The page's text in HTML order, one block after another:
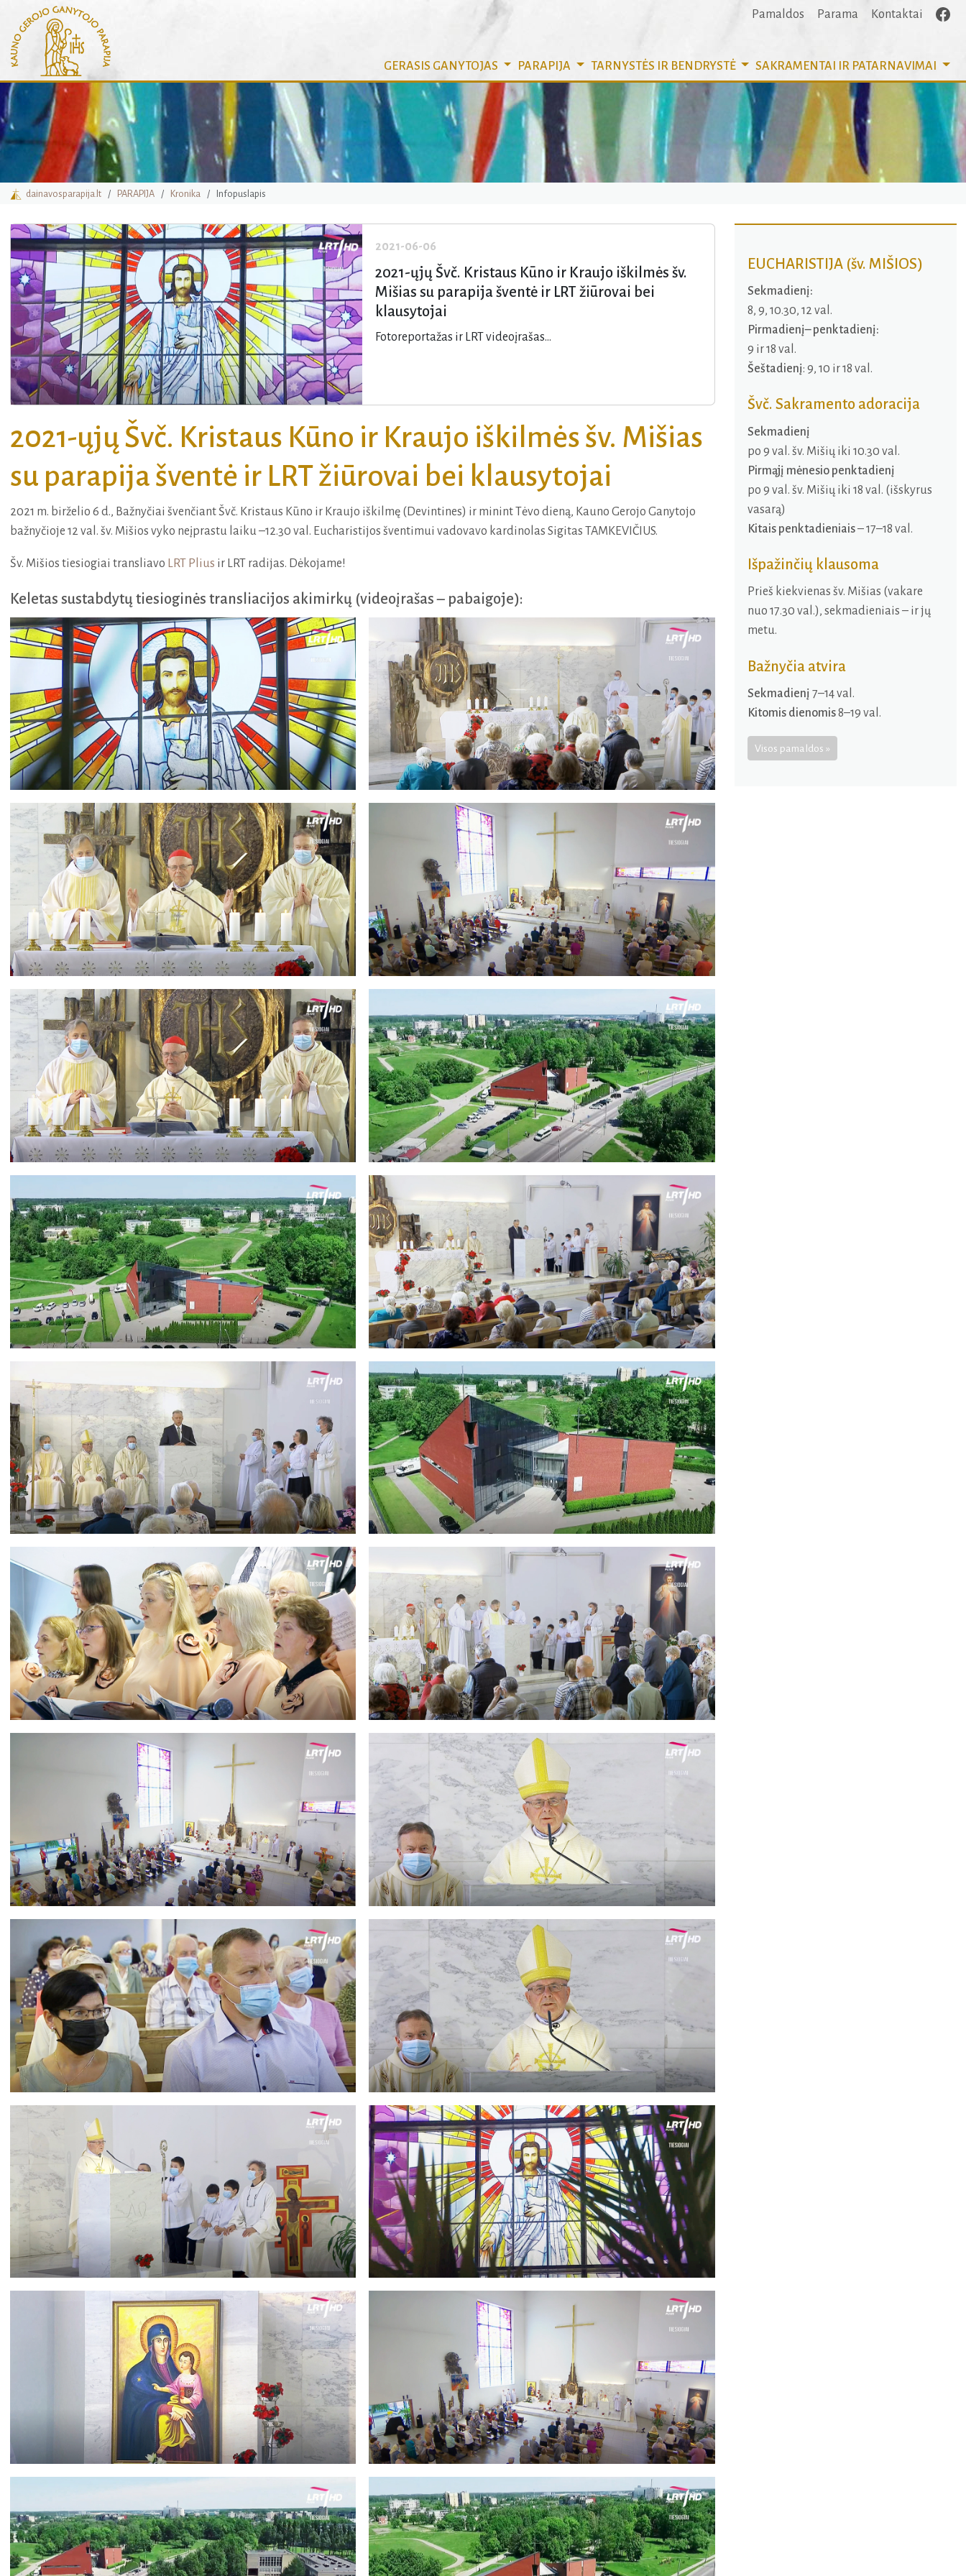
GERASIS GANYTOJAS PARAPIJA TARNYSTĖS IR BENDRYSTĖ SAKRAMENTAI IR PATARNAVIMAI
Pamaldos Parama Kontaktai
dainavosparapija.lt PARAPIJA Kronika Infopuslapis
2021-06-06
2021-ųjų Švč. Kristaus Kūno ir Kraujo iškilmės šv.
Mišias su parapija šventė ir LRT žiūrovai bei
klausytojai
Fotoreportažas ir LRT videoįrašas...
2021-ųjų Švč. Kristaus Kūno ir Kraujo iškilmės šv. Mišias
su parapija šventė ir LRT žiūrovai bei klausytojai
2021 m. birželio 6 d., Bažnyčiai švenčiant Švč. Kristaus Kūno ir Kraujo iškilmę (Devintines) ir minint Tėvo dieną, Kauno Gerojo Ganytojo
bažnyčioje 12 val. šv. Mišios vyko neįprastu laiku –12.30 val. Eucharistijos šventimui vadovavo kardinolas Sigitas TAMKEVIČIUS.
Šv. Mišios tiesiogiai transliavo LRT Plius ir LRT radijas. Dėkojame!
Keletas sustabdytų tiesioginės transliacijos akimirkų (videoįrašas – pabaigoje):
EUCHARISTIJA (šv. MIŠIOS)
Sekmadienį:
8, 9, 10.30, 12 val.
Pirmadienį– penktadienį:
9 ir 18 val.
Šeštadienį: 9, 10 ir 18 val.
Švč. Sakramento adoracija
Sekmadienį
po 9 val. šv. Mišių iki 10.30 val.
Pirmąjį mėnesio penktadienį
po 9 val. šv. Mišių iki 18 val. (išskyrus
vasarą)
Kitais penktadieniais– 17–18 val.
Išpažinčių klausoma
Prieš kiekvienas šv. Mišias (vakare
nuo 17.30 val.), sekmadieniais – ir jų
metu.
Bažnyčia atvira
Sekmadienį 7–14 val.
Kitomis dienomis8–19 val.
Visos pamaldos